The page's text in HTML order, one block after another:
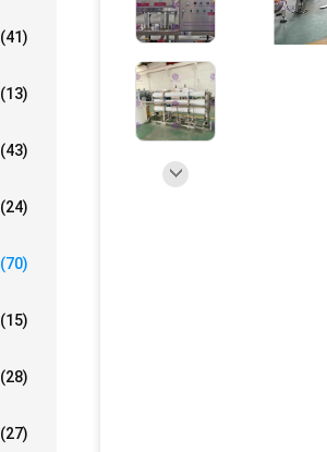
(41)
(13)
(43)
(24)
(70)
(15)
(28)
(27)